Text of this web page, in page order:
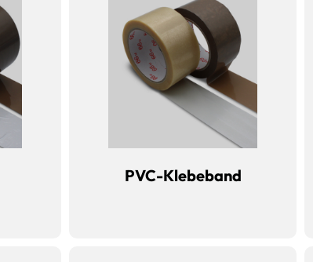
PVC-Klebeband